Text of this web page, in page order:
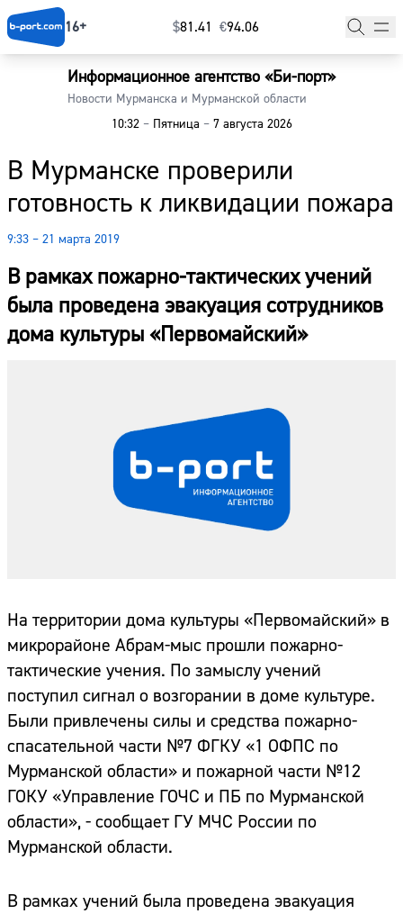
16+ $⁠81.41 €⁠94.06
Информационное агентство «Би-порт»
Новости Мурманска и Мурманской области
10:32 –Пятница –7 августа 2026
В Мурманске проверили
готовность к ликвидации пожара
9:33 – 21 марта 2019
В рамках пожарно-тактических учений
была проведена эвакуация сотрудников
дома культуры «Первомайский»
На территории дома культуры «Первомайский» в
микрорайоне Абрам-мыс прошли пожарно-
тактические учения. По замыслу учений
поступил сигнал о возгорании в доме культуре.
Были привлечены силы и средства пожарно-
спасательной части №7 ФГКУ «1 ОФПС по
Мурманской области» и пожарной части №12
ГОКУ «Управление ГОЧС и ПБ по Мурманской
области», - сообщает ГУ МЧС России по
Мурманской области.
В рамках учений была проведена эвакуация
Главная
Наши гости
Фоторепортажи
Погода
Курсы валют